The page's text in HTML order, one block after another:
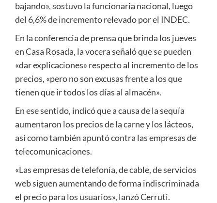
bajando», sostuvo la funcionaria nacional, luego
del 6,6% de incremento relevado por el INDEC.
En la conferencia de prensa que brinda los jueves
en Casa Rosada, la vocera señaló que se pueden
«dar explicaciones» respecto al incremento de los
precios, «pero no son excusas frente a los que
tienen que ir todos los días al almacén».
En ese sentido, indicó que a causa de la sequía
aumentaron los precios de la carne y los lácteos,
así como también apuntó contra las empresas de
telecomunicaciones.
«Las empresas de telefonía, de cable, de servicios
web siguen aumentando de forma indiscriminada
el precio para los usuarios», lanzó Cerruti.